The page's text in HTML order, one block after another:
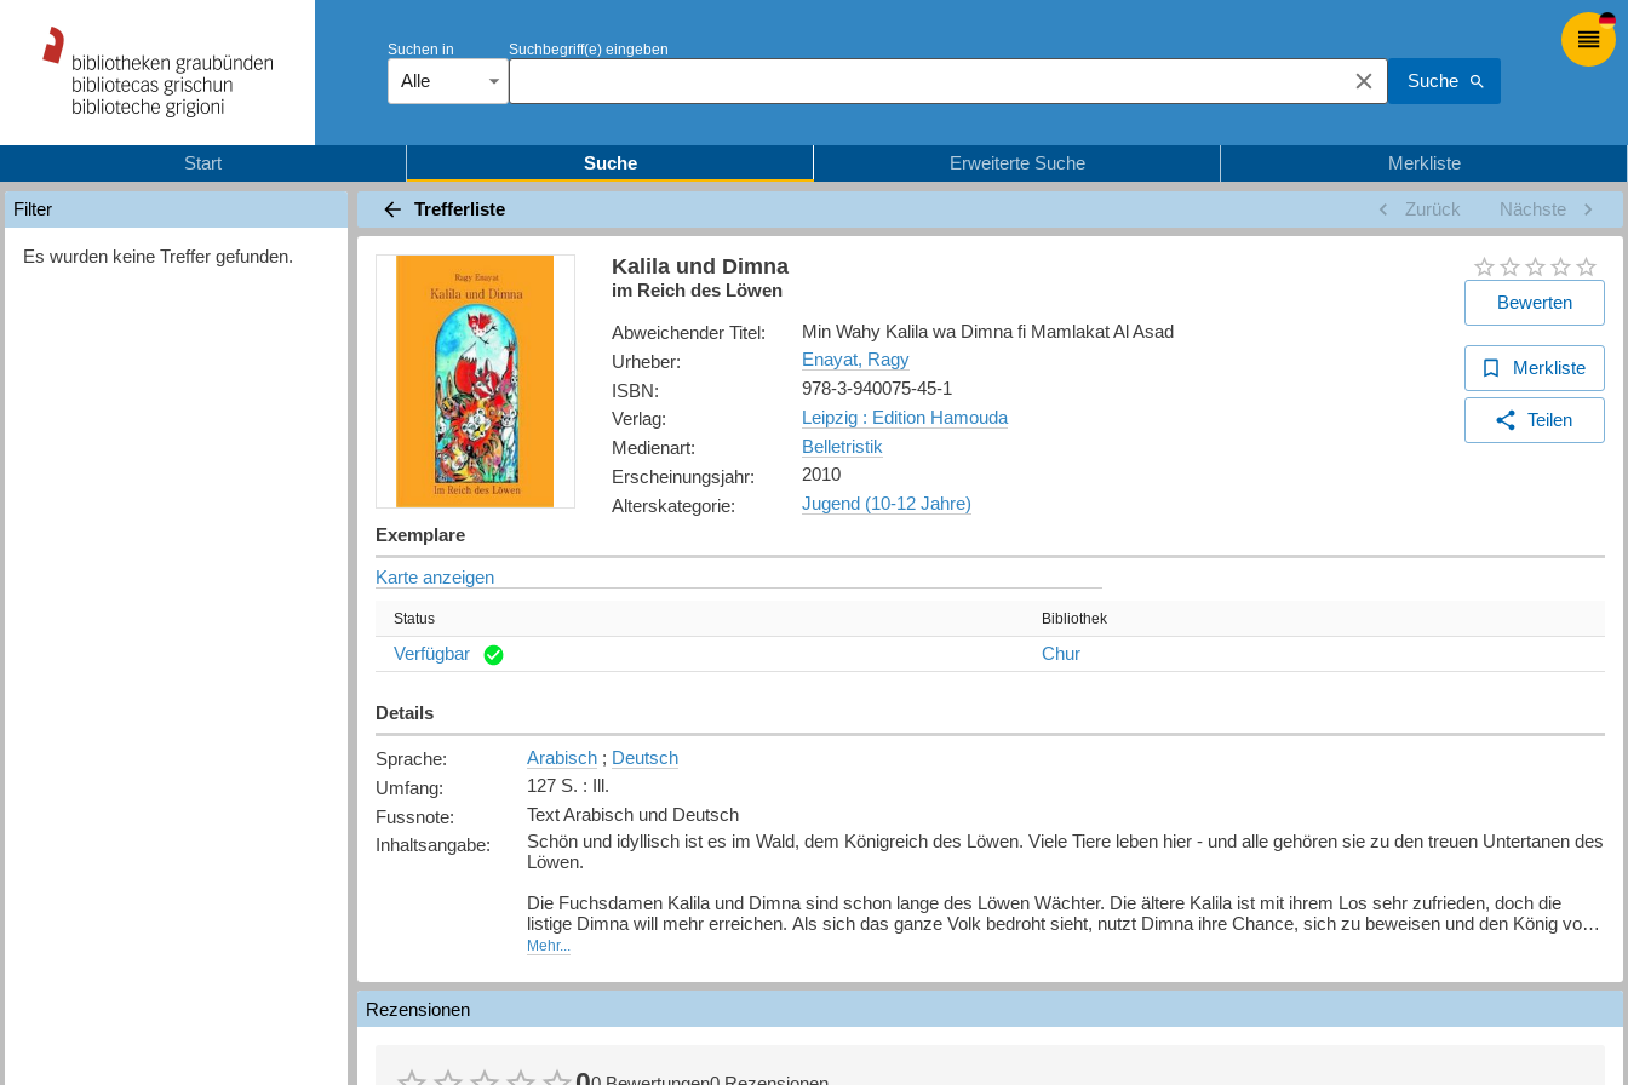
Suchen in
Alle
Suchbegriff(e) eingeben
Suche
Start Suche Erweiterte Suche Merkliste
Filter
Es wurden keine Treffer gefunden.
Trefferliste Zurück Nächste
Kalila und Dimna
im Reich des Löwen
Abweichender Titel:
Min Wahy Kalila wa Dimna fi Mamlakat Al Asad
Urheber:
Enayat, Ragy
ISBN:
978-3-940075-45-1
Verlag:
Leipzig : Edition Hamouda
Medienart:
Belletristik
Erscheinungsjahr:
2010
Alterskategorie: Jugend (10-12 Jahre)
Bewerten
Merkliste
Teilen
Exemplare
Karte anzeigen
Status Bibliothek
Verfügbar Chur
Details
Sprache: Arabisch; Deutsch
Umfang:
127 S. : Ill.
Fussnote:
Text Arabisch und Deutsch
Inhaltsangabe:
Schön und idyllisch ist es im Wald, dem Königreich des Löwen. Viele Tiere leben hier - und alle gehören sie zu den treuen Untertanen des
Löwen.
Die Fuchsdamen Kalila und Dimna sind schon lange des Löwen Wächter. Die ältere Kalila ist mit ihrem Los sehr zufrieden, doch die
listige Dimna will mehr erreichen. Als sich das ganze Volk bedroht sieht, nutzt Dimna ihre Chance, sich zu beweisen und den König von
ihrem Mut zu überzeugen.
Wie Dimna versucht, die Gunst des Löwen zu erlangen, und ob ihr dies gelingt, das erzählt diese jahrhundertealte Fabel. Ragy Enayat
und hauchte den zwei Füchsinnen neues Leben ein.
Mehr...
Rezensionen